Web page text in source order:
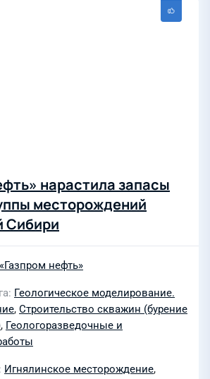
нарастила запасы
месторождений
Сибири
нефть»
Геологическое моделирование.
, Строительство скважин (бурение
, Геологоразведочные и
Игнялинское месторождение,